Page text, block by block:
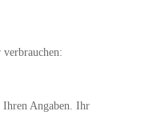
Ihren Angaben. Ihr